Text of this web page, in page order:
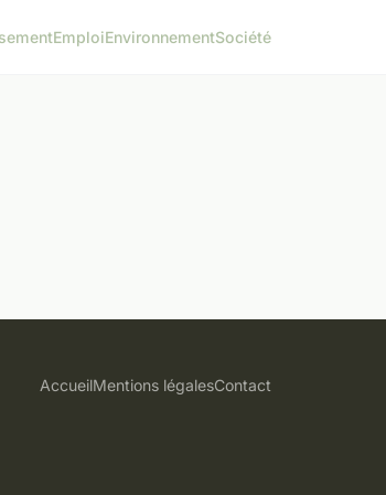
EmploiEnvironnementSociété
AccueilMentions légalesContact